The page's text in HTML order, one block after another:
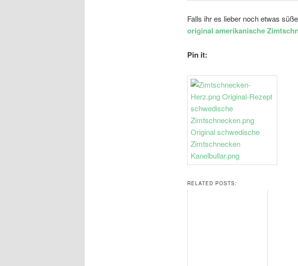
Falls ihr es lieber noch etwas
original amerikanische
Pin it:
RELATED POSTS: